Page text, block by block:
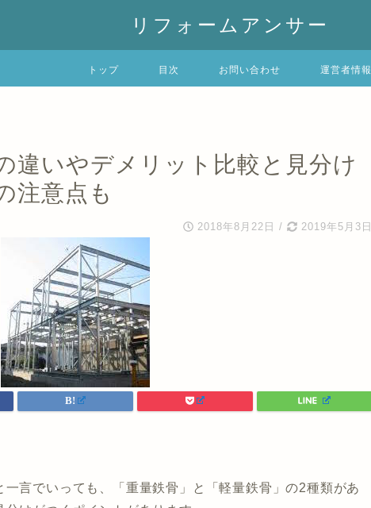
リフォームアンサー
トップ 目次 お問い合わせ 運営者情報
違いやデメリット比較と見分け
注意点も
2018年8月22日 / 2019年5月3日
一言でいっても、「重量鉄骨」と「軽量鉄骨」の2種類があ